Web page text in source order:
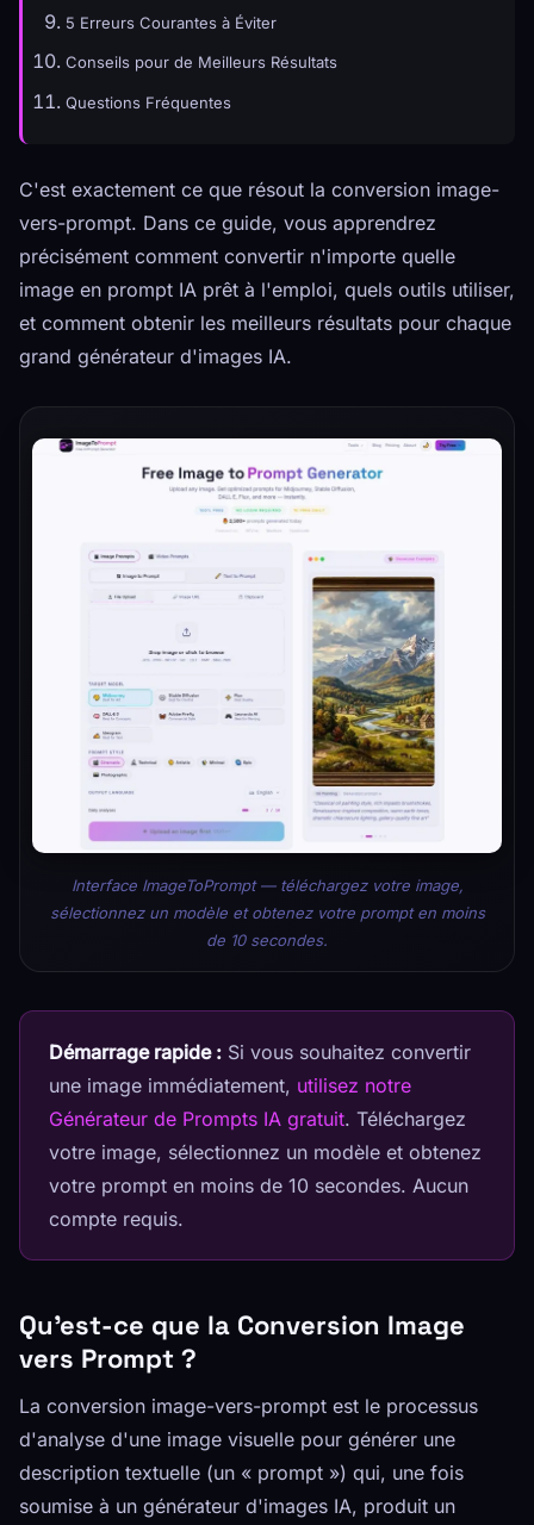
5 Erreurs Courantes à Éviter
Conseils pour de Meilleurs Résultats
Questions Fréquentes
C'est exactement ce que résout la conversion image-
vers-prompt. Dans ce guide, vous apprendrez
précisément comment convertir n'importe quelle
image en prompt IA prêt à l'emploi, quels outils utiliser,
et comment obtenir les meilleurs résultats pour chaque
grand générateur d'images IA.
Interface ImageToPrompt — téléchargez votre image,
sélectionnez un modèle et obtenez votre prompt en moins
de 10 secondes.
Démarrage rapide : Si vous souhaitez convertir
une image immédiatement, utilisez notre
Générateur de Prompts IA gratuit. Téléchargez
votre image, sélectionnez un modèle et obtenez
votre prompt en moins de 10 secondes. Aucun
compte requis.
Qu'est-ce que la Conversion Image
vers Prompt ?
La conversion image-vers-prompt est le processus
d'analyse d'une image visuelle pour générer une
description textuelle (un « prompt ») qui, une fois
soumise à un générateur d'images IA, produit un